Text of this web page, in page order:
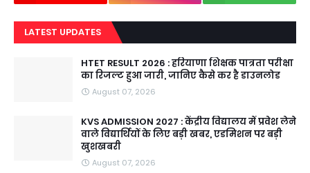
LATEST UPDATES
HTET RESULT 2026 : हरियाणा शिक्षक पात्रता परीक्षा
का रिजल्ट हुआ जारी, जानिए कैसे कर है डाउनलोड
August 07, 2026
KVS ADMISSION 2027 : केंद्रीय विद्यालय में प्रवेश लेने
वाले विद्यार्थियों के लिए बड़ी खबर, एडमिशन पर बड़ी
खुशखबरी
August 07, 2026